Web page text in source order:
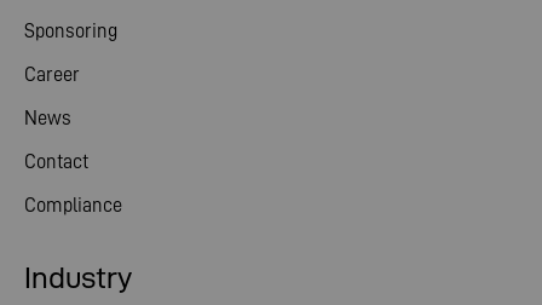
Sponsoring
Career
News
Contact
Compliance
Industry